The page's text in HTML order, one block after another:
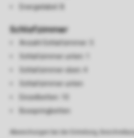
Energielabel: B
Schlafzimmer
Anzahl Schlafzimmer: 5
Schlafzimmer unten: 1
Schlafzimmer oben: 4
Schlafzimmer unten
Einzelbetten: 10
Boxspringbetten